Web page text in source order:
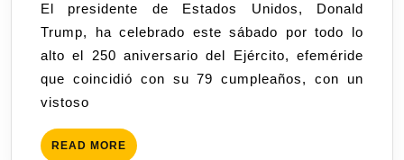
El presidente de Estados Unidos, Donald
Trump, ha celebrado este sábado por todo lo
alto el 250 aniversario del Ejército, efeméride
que coincidió con su 79 cumpleaños, con un
vistoso
READ MORE